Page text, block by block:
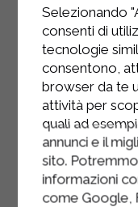
ciotola.
di mezzo
da parte.
Preparare
Filtrare
avranno
bagnare i
Selezionando
consenti di
tecnologie
consentono,
browser da te
attività per
quali ad
annunci e il
sito.
informazioni
come Google,